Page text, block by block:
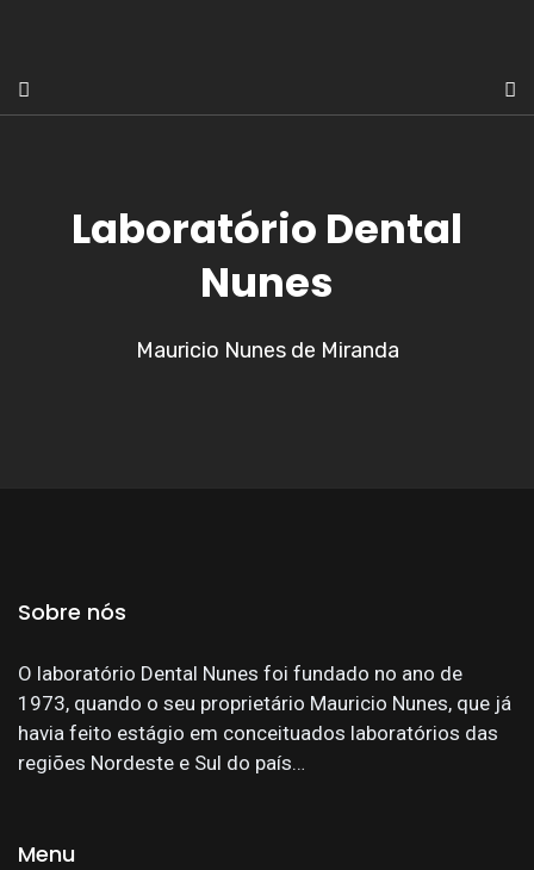
Laboratório Dental
Nunes
Mauricio Nunes de Miranda
Sobre nós
O laboratório Dental Nunes foi fundado no ano de
1973, quando o seu proprietário Mauricio Nunes, que já
havia feito estágio em conceituados laboratórios das
regiões Nordeste e Sul do país…
Menu